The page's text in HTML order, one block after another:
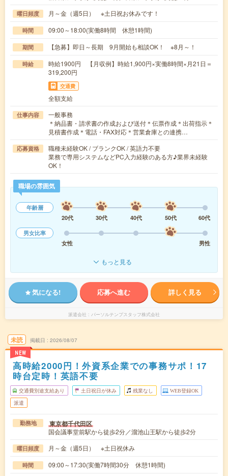
曜日頻度 月～金（週5日） ※土日祝お休みです！
時間 09:00～18:00(実働8時間 休憩1時間)
期間 【急募】即日～長期 9月開始も相談OK！ ※8月～！
時給
時給1900円 【月収例】時給1,900円×実働8時間×月21日＝
319,200円
交通費
全額支給
仕事内容
一般事務
＊納品書・請求書の作成および送付＊伝票作成＊出荷指示＊
見積書作成＊電話・FAX対応＊営業倉庫との連携…
応募資格
職種未経験OK / ブランクOK / 英語力不要
業務で専用システムなどPC入力経験のある方♪業界未経験
OK！
職場の雰囲気
年齢層
20代
30代 40代 50代
60代
男女比率
女性
男性
もっと見る
気になる! 応募へ進む 詳しく見る
派遣会社 パーソルテンプスタッフ株式会社
未読
NEW
掲載日 2026/08/07
高時給2000円！外資系企業での事務サポ！17
時台定時！英語不要
交通費別途支給あり 土日祝日が休み 残業なし WEB登録OK
派遣
勤務地 東京都千代田区
国会議事堂前駅から徒歩2分／溜池山王駅から徒歩2分
曜日頻度 月～金（週5日） ※土日祝休み
時間 09:00～17:30(実働7時間30分 休憩1時間)